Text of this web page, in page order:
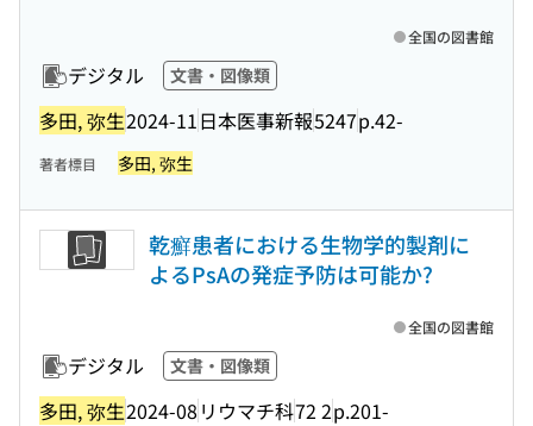
デジタル 文書・図像類
多田, 弥生2024-11日本医事新報5247p.42-
全国の図書館
著者標目 多田, 弥生
乾癬患者における生物学的製剤に
よるPsAの発症予防は可能か?
デジタル 文書・図像類
多田, 弥生2024-08 リウマチ科72 2p.201-
全国の図書館